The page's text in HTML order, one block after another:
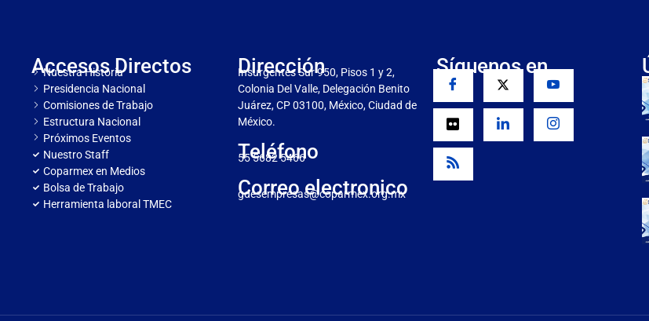
Accesos Directos
Nuestra Historia
Presidencia Nacional
Comisiones de Trabajo
Estructura Nacional
Próximos Eventos
Nuestro Staff
Coparmex en Medios
Bolsa de Trabajo
Herramienta laboral TMEC
Dirección
Insurgentes Sur 950, Pisos 1 y 2,
Colonia Del Valle, Delegación Benito
Juárez, CP 03100, México, Ciudad de
México.
Teléfono
55 5682 5466
Correo electronico
gdesempresas@coparmex.org.mx
Síguenos en